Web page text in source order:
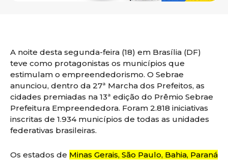
A noite desta segunda-feira (18) em Brasília (DF)
teve como protagonistas os municípios que
estimulam o empreendedorismo. O Sebrae
anunciou, dentro da 27ª Marcha dos Prefeitos, as
cidades premiadas na 13ª edição do Prêmio Sebrae
Prefeitura Empreendedora. Foram 2.818 iniciativas
inscritas de 1.934 municípios de todas as unidades
federativas brasileiras.
Os estados de Minas Gerais, São Paulo, Bahia, Paraná